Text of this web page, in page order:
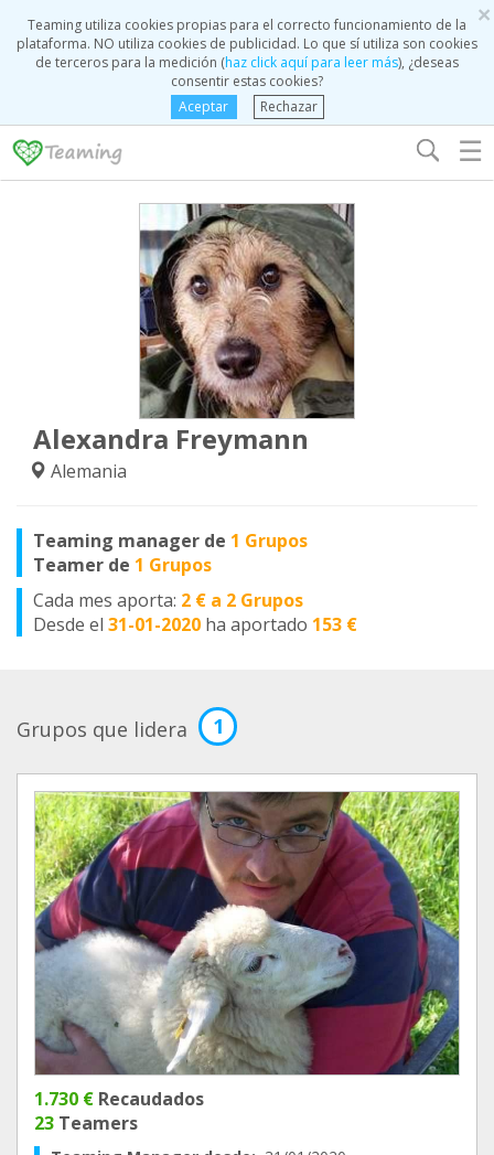
×
Teaming utiliza cookies propias para el correcto funcionamiento de la
plataforma. NO utiliza cookies de publicidad. Lo que sí utiliza son cookies
de terceros para la medición (haz click aquí para leer más), ¿deseas
consentir estas cookies?
Aceptar
Rechazar
☰
Alexandra Freymann
Alemania
Teaming manager de 1 Grupos
Teamer de 1 Grupos
Cada mes aporta: 2 € a 2 Grupos
Desde el 31-01-2020 ha aportado 153 €
Grupos que lidera 1
1.730 € Recaudados
23 Teamers